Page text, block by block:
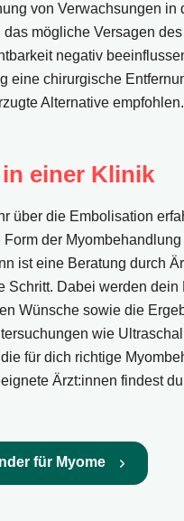
von Verwachsungen in
das mögliche Versagen
negativ
eine chirurgische
Alternative empfohlen.
einer Klinik
über die Embolisation
der Myombehandlung
ist eine Beratung durch
Schritt. Dabei werden dein
Wünsche sowie die
wie
für dich richtige
Ärzt:innen findest
für Myome